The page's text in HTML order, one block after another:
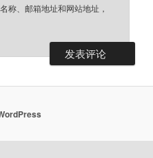
称、邮箱地址和网站地址，